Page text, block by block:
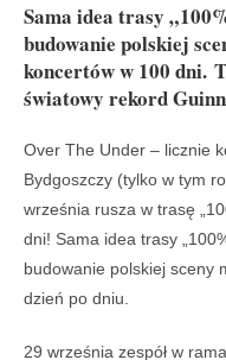
Sama idea trasy
budowanie polskiej
koncertów w 100 dni.
światowy rekord
Over The Under – licznie
Bydgoszczy (tylko w tym
września rusza w trasę
dni! Sama idea trasy
budowanie polskiej sceny
dzień po dniu.
29 września zespół w